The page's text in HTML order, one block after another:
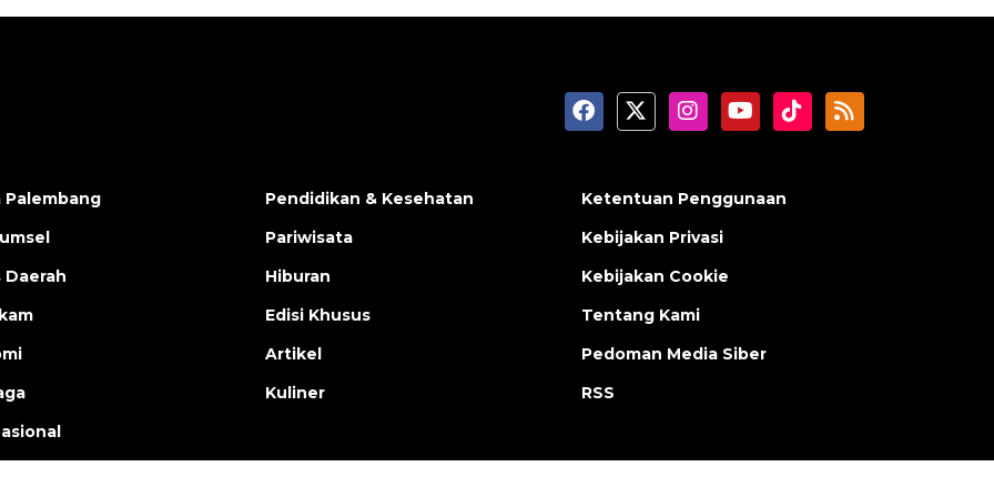
Pendidikan & Kesehatan
Pariwisata
Hiburan
Edisi Khusus
Artikel
Kuliner
Ketentuan Penggunaan
Kebijakan Privasi
Kebijakan Cookie
Tentang Kami
Pedoman Media Siber
RSS